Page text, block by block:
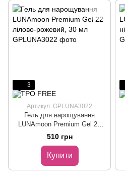
3
Артикул: GPLUNA3022
Гель для нарощування
LUNAmoon Premium Gel 22
лілово-рожевий, 30 мл
510 грн
Купити